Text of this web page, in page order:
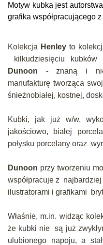
Motyw kubka jest
grafika współpracującego
Kolekcja Henleyto
kilkudziesięciu kubków
Dunoon - znaną i
manufakturę tworząca
śnieżnobiałej, kostnej,
Kubki, jak już w/w,
jakościowo, białej
połysku porcelany oraz
Dunoon przy tworzeniu
współpracuje z
ilustratorami i grafikami
Właśnie, m.in. widząc
że kubki nie są już
ulubionego napoju, a